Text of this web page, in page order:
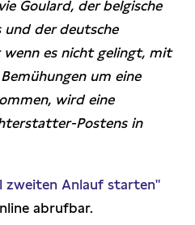
Goulard, der belgische
und der deutsche
wenn es nicht gelingt, mit
um eine
wird eine
Postens in
zweiten Anlauf starten"
abrufbar.